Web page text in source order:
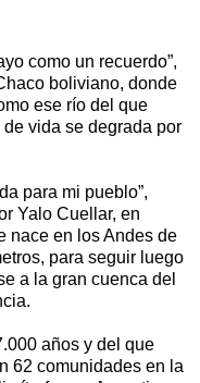
como un recuerdo”,
boliviano, donde
ese río del que
vida se degrada por
para mi pueblo”,
Yalo Cuellar, en
nace en los Andes de
para seguir luego
a la gran cuenca del
años y del que
62 comunidades en la